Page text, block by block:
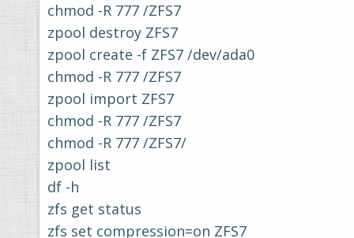
chmod -R 777 /ZFS7
zpool destroy ZFS7
zpool create -f ZFS7 /dev/ada0
chmod -R 777 /ZFS7
zpool import ZFS7
chmod -R 777 /ZFS7
chmod -R 777 /ZFS7/
zpool list
df -h
zfs get status
zfs set compression=on ZFS7